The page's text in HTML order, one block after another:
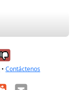
útilno fue
• Contáctenos